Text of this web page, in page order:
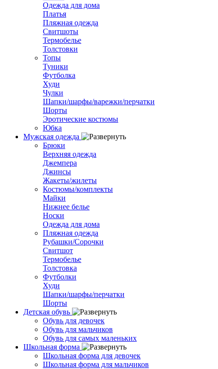
Одежда для дома
Платья
Пляжная одежда
Свитшоты
Термобелье
Толстовки
Топы
Туники
Футболка
Худи
Чулки
Шапки/шарфы/варежки/перчатки
Шорты
Эротические костюмы
Юбка
Мужская одежда
Брюки
Верхняя одежда
Джемпера
Джинсы
Жакеты/жилеты
Костюмы/комплекты
Майки
Нижнее белье
Носки
Одежда для дома
Пляжная одежда
Рубашки/Сорочки
Свитшот
Термобелье
Толстовка
Футболки
Худи
Шапки/шарфы/перчатки
Шорты
Детская обувь
Обувь для девочек
Обувь для мальчиков
Обувь для самых маленьких
Школьная форма
Школьная форма для девочек
Школьная форма для мальчиков